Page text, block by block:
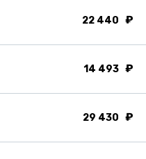
22 440
14 493
29 430